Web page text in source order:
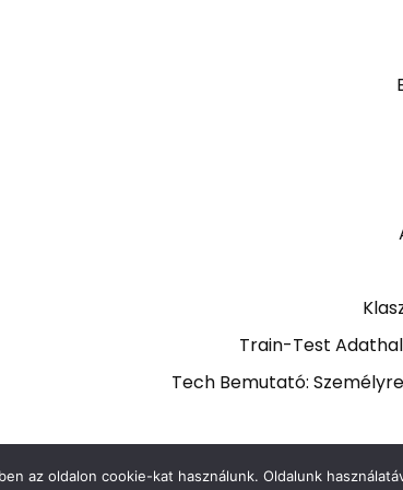
Train-Test
Tech Bemutató:
az oldalon cookie-kat használunk. Oldalunk